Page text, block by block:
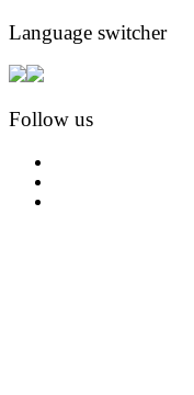
Language switcher
Follow us